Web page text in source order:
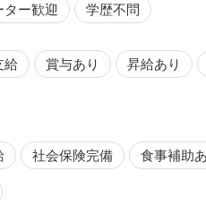
ー歓迎 学歴不問
給 賞与あり 昇給あり
社会保険完備 食事補助